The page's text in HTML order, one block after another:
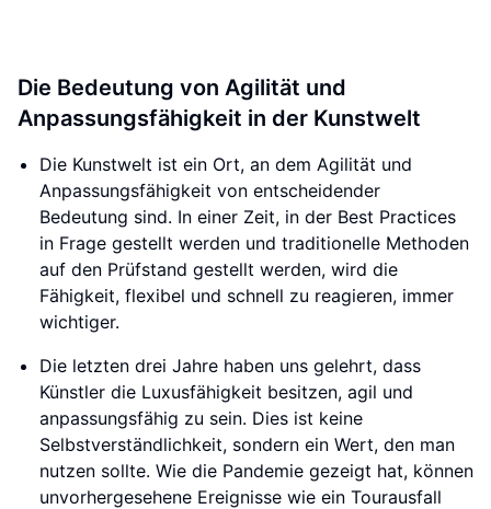
Die Bedeutung von Agilität und
Anpassungsfähigkeit in der Kunstwelt
Die Kunstwelt ist ein Ort, an dem Agilität und
Anpassungsfähigkeit von entscheidender
Bedeutung sind. In einer Zeit, in der Best Practices
in Frage gestellt werden und traditionelle Methoden
auf den Prüfstand gestellt werden, wird die
Fähigkeit, flexibel und schnell zu reagieren, immer
wichtiger.
Die letzten drei Jahre haben uns gelehrt, dass
Künstler die Luxusfähigkeit besitzen, agil und
anpassungsfähig zu sein. Dies ist keine
Selbstverständlichkeit, sondern ein Wert, den man
nutzen sollte. Wie die Pandemie gezeigt hat, können
unvorhergesehene Ereignisse wie ein Tourausfall